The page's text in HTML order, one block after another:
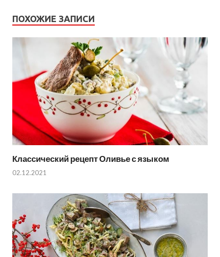
ПОХОЖИЕ ЗАПИСИ
Классический рецепт Оливье с языком
02.12.2021